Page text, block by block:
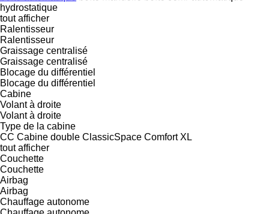
hydrostatique
tout afficher
Ralentisseur
Ralentisseur
Graissage centralisé
Graissage centralisé
Blocage du différentiel
Blocage du différentiel
Cabine
Volant à droite
Volant à droite
Type de la cabine
CC Cabine double ClassicSpace Comfort XL
tout afficher
Couchette
Couchette
Airbag
Airbag
Chauffage autonome